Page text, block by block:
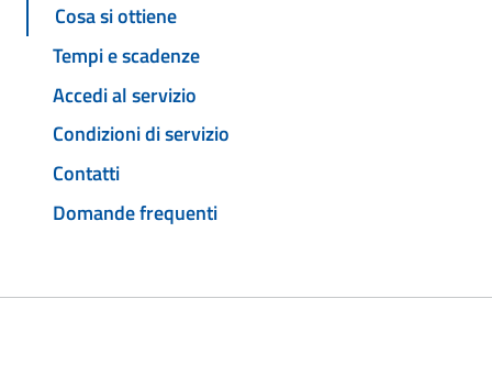
Cosa si ottiene
Tempi e scadenze
Accedi al servizio
Condizioni di servizio
Contatti
Domande frequenti